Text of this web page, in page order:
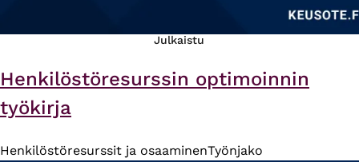
Julkaistu
Henkilöstöresurssin optimoinnin
työkirja
Henkilöstöresurssit ja osaaminenTyönjako